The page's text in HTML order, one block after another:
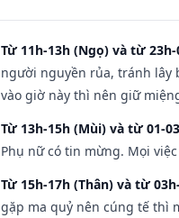
Từ 11h-13h (Ngọ) và từ 23h-
người nguyền rủa, tránh lây
vào giờ này thì nên giữ
Từ 13h-15h (Mùi) và từ 01-
Phụ nữ có tin mừng. Mọi
Từ 15h-17h (Thân) và từ
gặp ma quỷ nên cúng tế thì